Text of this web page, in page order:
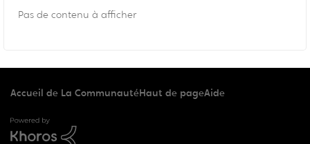
Pas de contenu à afficher
Accueil de La CommunautéHaut de pageAide